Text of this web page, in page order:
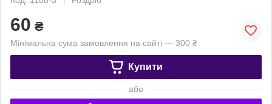
60 ₴
Мінімальна сума замовлення на сайті — 300 ₴
Купити
або